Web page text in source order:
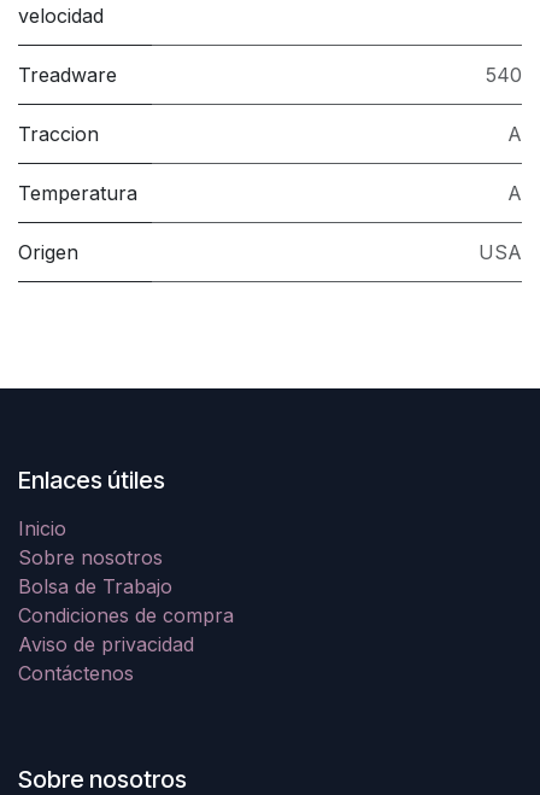
velocidad
Treadware 540
Traccion A
Temperatura A
Origen USA
Enlaces útiles
Inicio
Sobre nosotros
Bolsa de Trabajo
Condiciones de compra
Aviso de privacidad
Contáctenos
Sobre nosotros